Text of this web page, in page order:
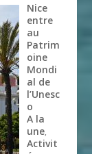
Nice
entre
au
Patrim
oine
Mondi
al de
l’Unesc
o
A la
une,
Activit